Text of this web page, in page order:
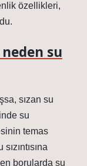
özellikleri,
su
sızan su
su
temas
borularda su